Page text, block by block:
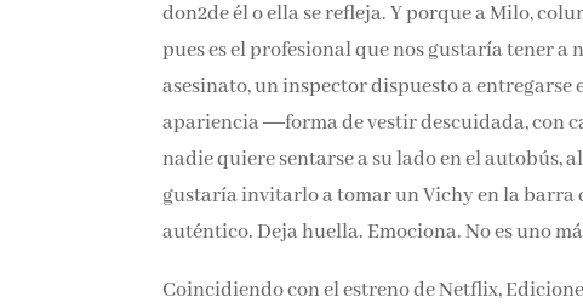
don2de él o ella se refleja. Y porque a Milo,
pues es el profesional que nos gustaría tener a
asesinato, un inspector dispuesto a
apariencia ―forma de vestir descuidada, con
nadie quiere sentarse a su lado en el autobús,
gustaría invitarlo a tomar un Vichy en la barra
auténtico. Deja huella. Emociona. No es uno
Coincidiendo con el estreno de Netflix,